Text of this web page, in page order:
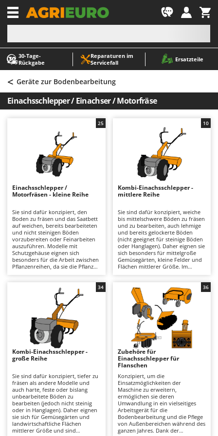
30‑Tage-
Rückgabe
Reparaturen im
Servicefall
Ersatzteile
-1
A
Abbeermaschinen - Traubenmühlen
Abfüllgeräte
Akku Gartenscheren
Akku Gras- und Strauchscheren
Allzwecktransporter - Motorschubkarren
Alu-Teleskopleitern
Anbaubagger Heckbagger für Traktoren
Aschesauger
Astkettensägen - Hochentaster
Astscheren
Atemschutzgeräte
Aufroller für Olivennetze
Aufschnittmaschinen
Auslegemulcher für Traktoren
Äxte - Beile und Spalthammer
Balkenmäher
Bandsägen
Batterieladegeräte - Starthilfegeräte
Baum- und Astscheren - manuell
Baumscheren - pneumatisch
Baumstumpffräsen
Bindezangen - elektrisch
Bodenfräsen für Traktor
A
ABAC
AgriEuro Premium
AgriEuro TOP-LINE
AGT
AL-KO
ALA 2000
Alpina
Ama
Ambrogio Robot
Annovi Reverberi
ANTHBOT
Archman
Ariete
Artus
Attila
Ausonia
Awelco
B
Baesso
Bahco
< Geräte zur Bodenbearbeitung
Einachsschlepper / Einachser / Motorfräse
Einachsschlepper /
Motorfräsen - kleine Reihe
Sie sind dafür konzipiert, den
Boden zu fräsen und das Saatbett
auf weichen, bereits bearbeiteten
und nicht steinigen Böden
vorzubereiten oder Feinarbeiten
auszuführen. Modelle mit
Schutzgehäuse eignen sich
besonders für die Arbeit zwischen
Pflanzenreihen, da sie die Pflanzen
Gemüsegärten und kleinere
einem 4-Takt-Benzinmotor eignen
sie sich für hobbymäßige oder
semiprofessionelle Einsätze auf
kleineren Flächen sowie für
oberflächliche bis mitteltiefe
Bodenbearbeitung. Die leichte
Bauweise erleichtert das
Manövrieren auch in engen
Bereichen. Die Riemen- oder
Zahnradübertragung sowie
sorgen für eine einfache und
sichere Bedienung. Sie eignen sich
besonders für die saisonale
Vorbereitung von Gemüsegärten,
sind jedoch nicht für schwere
oder dauerhafte Einsätze gedacht.
Für den Betrieb ist die übliche
Wartung eines 4-Takt-
Benzinmotors erforderlich,
25
Kombi-Einachsschlepper -
mittlere Reihe
Sie sind dafür konzipiert, weiche
bis mittelschwere Böden zu fräsen
und zu bearbeiten, auch lehmige
und bereits gelockerte Böden
(nicht geeignet für steinige Böden
oder Hanglagen). Daher eignen sie
sich besonders für mittelgroße
Gemüsegärten, kleine Felder und
Flächen mittlerer Größe. Im
gleichmäßigere Fräsleistung, mit
besserer Bodenpenetration und
höherer Arbeitsleistung. Sie
zeichnen sich durch eine
Zahnradübertragung im Ölbad
aus, die robuster ist als
Riemenantriebe, sowie durch
Getriebe mit 2+1 oder 3+3 Gängen,
die eine an die
Bodenbedingungen angepasste
Fahrgeschwindigkeit ermöglichen.
Einige Modelle verfügen über eine
Fräse mit Schutzgehäuse, die
speziell für Arbeiten zwischen
Pflanzenreihen entwickelt wurde
und die Pflanzen vor den
Hackmessern schützt. Erhältlich
mit 4-Takt-Benzin- oder
Dieselmotor, eignen sie sich für
Einsätze vom Hobby- bis zum
professionellen Bereich und für
Bodenbearbeitung mittlerer Tiefe,
10
Kombi-Einachsschlepper -
große Reihe
Sie sind dafür konzipiert, tiefer zu
fräsen als andere Modelle und
auch harte, feste oder bislang
unbearbeitete Böden zu
bearbeiten (jedoch nicht steinig
oder in Hanglagen). Daher eignen
sie sich für Gemüsegärten und
landwirtschaftliche Flächen
mittlerer Größe und sind
34
Zubehöre für
Einachsschlepper für
Flanschen
Konzipiert, um die
Einsatzmöglichkeiten der
Maschine zu erweitern,
ermöglichen sie deren
Umwandlung in ein vielseitiges
Arbeitsgerät für die
Bodenbearbeitung und die Pflege
von Außenbereichen während des
ganzen Jahres. Dank der
36